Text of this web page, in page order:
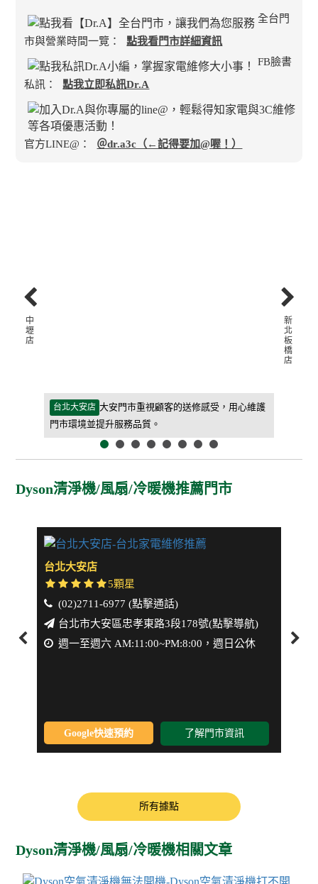
全台門
市與營業時間一覽：
點我看門市詳細資訊
FB臉書
私訊： 點我立即私訊Dr.A
官方LINE@： ＠dr.a3c（←記得要加@喔！）
台北大安店 大安門市重視顧客的送修感受，用心維護
門市環境並提升服務品質。
新
北
板
橋
店
中
壢
店
Dyson清淨機/風扇/冷暖機推薦門市
台北大安店
5顆星
(02)2711-6977 (點擊通話)
台北市大安區忠孝東路3段178號(點擊導航)
週一至週六 AM:11:00~PM:8:00，週日公休
Google快速預約 了解門市資訊
所有據點
Dyson清淨機/風扇/冷暖機相關文章